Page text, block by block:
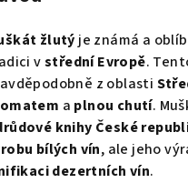
žlutýje známá a
vstřední Evropě.
z oblasti
a plnou chutí.
knihy České
bílých vín, ale jeho
dezertních vín.